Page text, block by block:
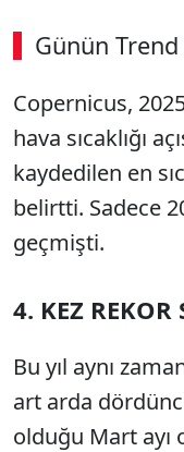
Günün
Copernicus,
hava sıcaklığı
kaydedilen en
belirtti. Sadece
geçmişti.
4. KEZ REKOR
Bu yıl aynı
art arda
olduğu Mart ayı